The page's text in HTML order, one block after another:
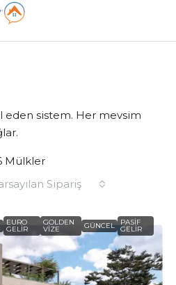
eden sistem. Her mevsim
Mülkler
Sipariş
EURO
GELIR
GOLDEN
VIZE GÜNCEL PASIF
GELIR